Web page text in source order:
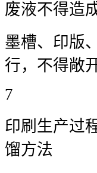
废液不得造
墨槽、印版
行，不得敞
7
印刷生产过
馏方法